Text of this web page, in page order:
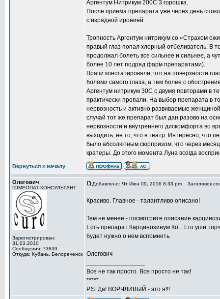
Аргентум Нитрикум 200С 3 горошка.
После приема препарата уже через день
с изрядной иронией.
Тропность Аргентум нитрикум со «Страхом
правый глаз попал хлорный отбеливатель. В
продолжал болеть все сильнее и сильнее, а
более 10 лет подряд фарм препаратами).
Врачи констатировали, что на поверхности
болями самого глаза, а тем более с
Аргентум нитрикум 30С с двумя повторами в
практически пропали. На выбор препарата в
нервозность и активно развиваемые
случай тот же препарат был дан разово на
нервозности и внутреннего дискомфорта во
выходить, не то, что в театр. Интересно, что
было абсолютным сюрпризом, что через
кратеры. До этого момента Луна всегда
Вернуться к началу
Олегович
ГОМЕОПАТ-КОНСУЛЬТАНТ
Зарегистрирован:
31.03.2010
Сообщения: 73839
Откуда: Кубань, Белореченск
Добавлено: Чт Июн 09, 2016 8:33 pm Заголовок
Красиво. Главное - талантливо описано!
Тем не менее - посмотрите описание
Есть препарат Карцинозинум Ко... Его уши
будет нужно о нем вспомнить.
Олегович
Все не так просто. Все просто не так!
*****
P.S. Да! ВОРЧЛИВЫЙ - это я!!!